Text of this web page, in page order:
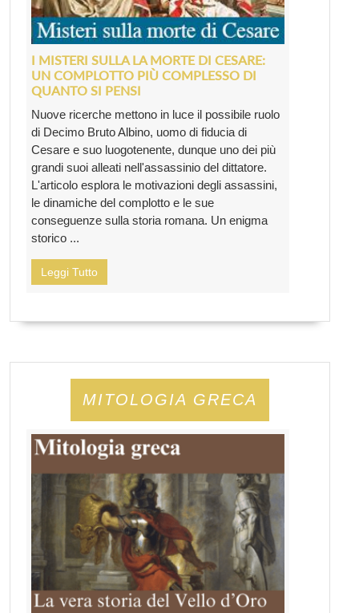
I MISTERI SULLA LA MORTE DI CESARE:
UN COMPLOTTO PIÙ COMPLESSO DI
QUANTO SI PENSI
Nuove ricerche mettono in luce il possibile ruolo
di Decimo Bruto Albino, uomo di fiducia di
Cesare e suo luogotenente, dunque uno dei più
grandi suoi alleati nell'assassinio del dittatore.
L'articolo esplora le motivazioni degli assassini,
le dinamiche del complotto e le sue
conseguenze sulla storia romana. Un enigma
storico ...
Leggi Tutto
MITOLOGIA GRECA